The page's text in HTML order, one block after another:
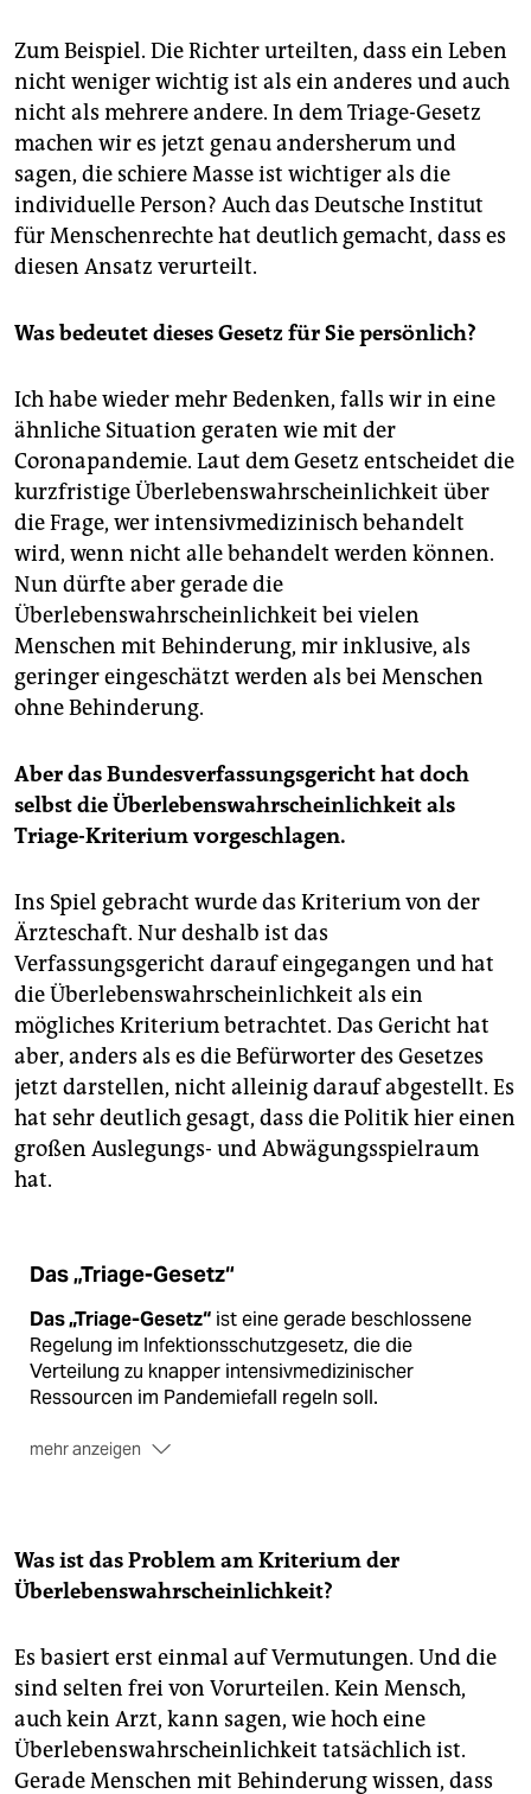
Zum Beispiel. Die Richter urteilten, dass ein Leben
nicht weniger wichtig ist als ein anderes und auch
nicht als mehrere andere. In dem Triage-Gesetz
machen wir es jetzt genau andersherum und
sagen, die schiere Masse ist wichtiger als die
individuelle Person? Auch das Deutsche Institut
für Menschenrechte hat deutlich gemacht, dass es
diesen Ansatz verurteilt.
Was bedeutet dieses Gesetz für Sie persönlich?
Ich habe wieder mehr Bedenken, falls wir in eine
ähnliche Situation geraten wie mit der
Coronapandemie. Laut dem Gesetz entscheidet die
kurzfristige Überlebenswahrscheinlichkeit über
die Frage, wer intensivmedizinisch behandelt
wird, wenn nicht alle behandelt werden können.
Nun dürfte aber gerade die
Überlebenswahrscheinlichkeit bei vielen
Menschen mit Behinderung, mir inklusive, als
geringer eingeschätzt werden als bei Menschen
ohne Behinderung.
Aber das Bundesverfassungsgericht hat doch
selbst die Überlebenswahrscheinlichkeit als
Triage-Kriterium vorgeschlagen.
Ins Spiel gebracht wurde das Kriterium von der
Ärzteschaft. Nur deshalb ist das
Verfassungsgericht darauf eingegangen und hat
die Überlebenswahrscheinlichkeit als ein
mögliches Kriterium betrachtet. Das Gericht hat
aber, anders als es die Befürworter des Gesetzes
jetzt darstellen, nicht alleinig darauf abgestellt. Es
hat sehr deutlich gesagt, dass die Politik hier einen
großen Auslegungs- und Abwägungsspielraum
hat.
Das „Triage-Gesetz“
Das „Triage-Gesetz“ ist eine gerade beschlossene
Regelung im Infektionsschutzgesetz, die die
Verteilung zu knapper intensivmedizinischer
Ressourcen im Pandemiefall regeln soll.
mehr anzeigen
kurzfristige Überlebenswahrscheinlichkeit“.
Eine Benachteiligungwegen Behinderung, Grad der
oder Weltanschauung, Geschlecht oder sexueller
Orientierung soll explizit vermieden werden. Im
Gesetz stehen außerdem das Mehr-Augen-Prinzip,
Meldepflichten und eine Evaluierung.
Scharfe Kritikam Gesetz äußerten sowohl Ärzt:innen
Was ist das Problem am Kriterium der
Überlebenswahrscheinlichkeit?
Es basiert erst einmal auf Vermutungen. Und die
sind selten frei von Vorurteilen. Kein Mensch,
auch kein Arzt, kann sagen, wie hoch eine
Überlebenswahrscheinlichkeit tatsächlich ist.
Gerade Menschen mit Behinderung wissen, dass